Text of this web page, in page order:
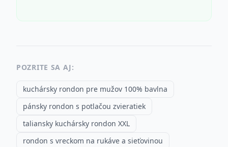
POZRITE SA AJ:
kuchársky rondon pre mužov 100% bavlna
pánsky rondon s potlačou zvieratiek
taliansky kuchársky rondon XXL
rondon s vreckom na rukáve a sieťovinou